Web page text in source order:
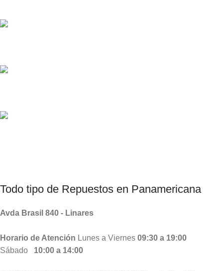
Todo tipo de Repuestos en Panamericana
Avda Brasil 840 - Linares
Horario de Atención Lunes a Viernes 09:30 a 19:00
Sábado 10:00 a 14:00